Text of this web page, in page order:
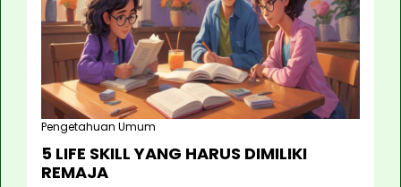
Pengetahuan Umum
5 LIFE SKILL YANG HARUS DIMILIKI
REMAJA